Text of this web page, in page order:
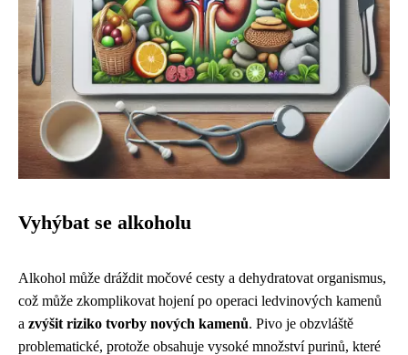
Vyhýbat se alkoholu
Alkohol může dráždit močové cesty a dehydratovat organismus,
což může zkomplikovat hojení po operaci ledvinových kamenů
a zvýšit riziko tvorby nových kamenů. Pivo je obzvláště
problematické, protože obsahuje vysoké množství purinů, které